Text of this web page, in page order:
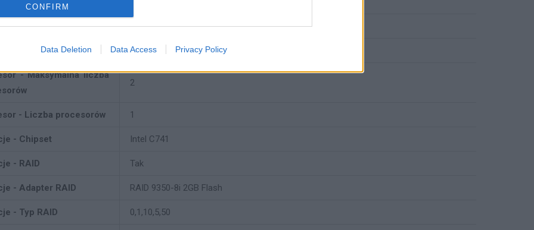
CONFIRM
Data Deletion Data Access Privacy Policy
- Model Wieża (Tower)
- Typ procesora Intel Xeon Silver 4514Y 16 rdzeni do 3,4 GHz
- Maksymalna liczba
2
- Liczba procesorów 1
- Chipset Intel C741
- RAID Tak
- Adapter RAID RAID 9350-8i 2GB Flash
- Typ RAID 0,1,10,5,50